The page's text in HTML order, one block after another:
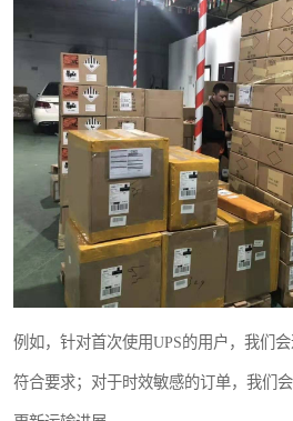
例如，针对首次使用UPS的用户，我们
符合要求；对于时效敏感的订单，我们